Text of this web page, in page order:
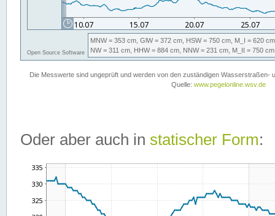
Oder aber auch in statischer Form: